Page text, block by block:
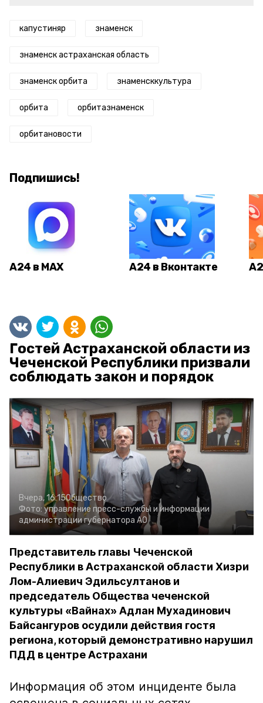
капустиняр знаменск
знаменск астраханская область
знаменск орбита знаменсккультура
орбита орбитазнаменск
орбитановости
Подпишись!
А24 в MAX А24 в Вконтакте
Гостей Астраханской области из
Чеченской Республики призвали
соблюдать закон и порядок
Вчера, 16:15Общество
Фото: управление пресс-службы и информации
администрации губернатора АО
Представитель главы Чеченской
Республики в Астраханской области Хизри
Лом-Алиевич Эдильсултанов и
председатель Общества чеченской
культуры «Вайнах» Адлан Мухадинович
Байсангуров осудили действия гостя
региона, который демонстративно нарушил
ПДД в центре Астрахани
Информация об этом инциденте была